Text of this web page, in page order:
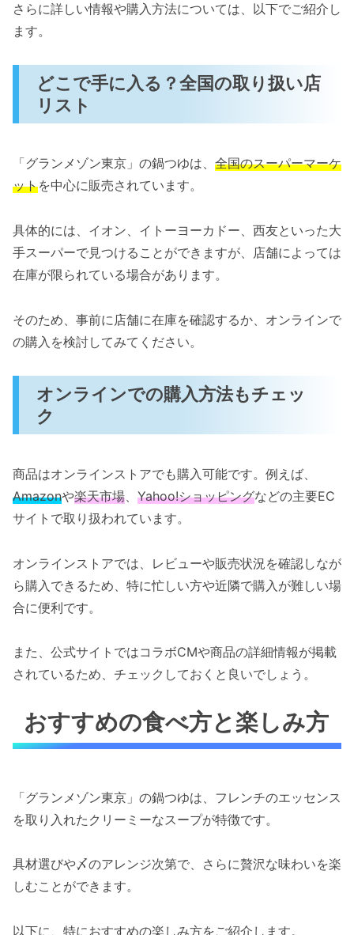
さらに詳しい情報や購入方法については、以下でご紹介し
ます。
どこで手に入る？全国の取り扱い店
リスト
「グランメゾン東京」の鍋つゆは、 全国のスーパーマーケ
ットを中心に販売されています。
具体的には、イオン、イトーヨーカドー、西友といった大
手スーパーで見つけることができますが、店舗によっては
在庫が限られている場合があります。
そのため、事前に店舗に在庫を確認するか、オンラインで
の購入を検討してみてください。
オンラインでの購入方法もチェッ
ク
商品はオンラインストアでも購入可能です。例えば、
Amazonや楽天市場 Yahoo!ショッピングなどの主要EC
サイトで取り扱われています。
オンラインストアでは、レビューや販売状況を確認しなが
ら購入できるため、特に忙しい方や近隣で購入が難しい場
合に便利です。
また、公式サイトではコラボCMや商品の詳細情報が掲載
されているため、チェックしておくと良いでしょう。
おすすめの食べ方と楽しみ方
「グランメゾン東京」の鍋つゆは、フレンチのエッセンス
を取り入れたクリーミーなスープが特徴です。
具材選びや〆のアレンジ次第で、さらに贅沢な味わいを楽
しむことができます。
以下に、特におすすめの楽しみ方をご紹介します。